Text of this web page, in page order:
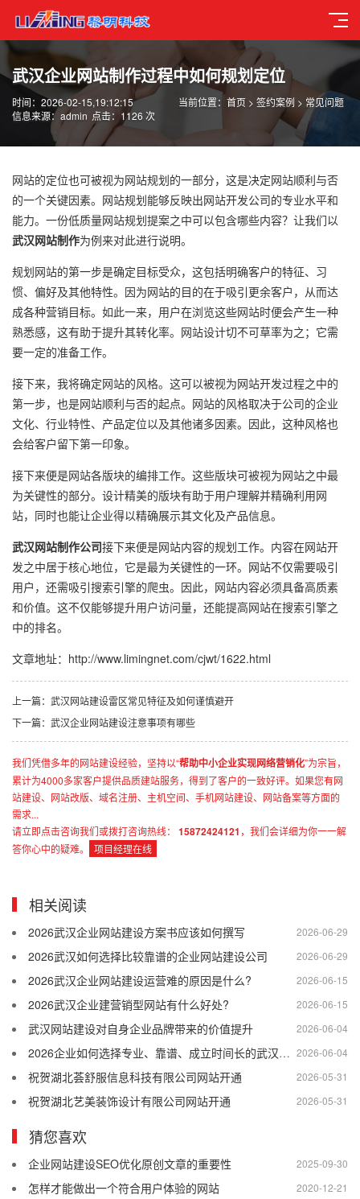
武汉企业网站制作过程中如何规划定位
当前位置： 首页 > 签约案例 > 常见问题
时间：2026-02-15,19:12:15
信息来源：admin 点击：1126 次
网站的定位也可被视为网站规划的一部分，这是决定网站顺利与否
的一个关键因素。网站规划能够反映出网站开发公司的专业水平和
能力。一份低质量网站规划提案之中可以包含哪些内容？让我们以
武汉网站制作为例来对此进行说明。
规划网站的第一步是确定目标受众，这包括明确客户的特征、习
惯、偏好及其他特性。因为网站的目的在于吸引更余客户，从而达
成各种营销目标。如此一来，用户在浏览这些网站时便会产生一种
熟悉感，这有助于提升其转化率。网站设计切不可草率为之；它需
要一定的准备工作。
接下来，我将确定网站的风格。这可以被视为网站开发过程之中的
第一步，也是网站顺利与否的起点。网站的风格取决于公司的企业
文化、行业特性、产品定位以及其他诸多因素。因此，这种风格也
会给客户留下第一印象。
接下来便是网站各版块的编排工作。这些版块可被视为网站之中最
为关键性的部分。设计精美的版块有助于用户理解并精确利用网
站，同时也能让企业得以精确展示其文化及产品信息。
武汉网站制作公司接下来便是网站内容的规划工作。内容在网站开
发之中居于核心地位，它是最为关键性的一环。网站不仅需要吸引
用户，还需吸引搜索引擎的爬虫。因此，网站内容必须具备高质素
和价值。这不仅能够提升用户访问量，还能提高网站在搜索引擎之
中的排名。
文章地址： http://www.limingnet.com/cjwt/1622.html
上一篇：武汉网站建设雷区常见特征及如何谨慎避开
下一篇：武汉企业网站建设注意事项有哪些
我们凭借多年的网站建设经验，坚持以“帮助中小企业实现网络营销化”为宗旨，
累计为4000多家客户提供品质建站服务，得到了客户的一致好评。如果您有网
站建设、网站改版、域名注册、主机空间、手机网站建设、网站备案等方面的
需求...
请立即点击咨询我们或拨打咨询热线：
15872424121 ，我们会详细为你一一解
答你心中的疑难。
项目经理在线
相关阅读
2026-06-29
2026武汉企业网站建设方案书应该如何撰写
2026-06-29
2026武汉如何选择比较靠谱的企业网站建设公司
2026-06-15
2026武汉企业网站建设运营难的原因是什么?
2026-06-15
2026武汉企业建营销型网站有什么好处?
2026-06-04
武汉网站建设对自身企业品牌带来的价值提升
2026-06-04
2026企业如何选择专业、靠谱、成立时间长的武汉网站建设公司
2026-05-31
祝贺湖北荟舒服信息科技有限公司网站开通
2026-05-31
祝贺湖北艺美装饰设计有限公司网站开通
猜您喜欢
2025-09-30
企业网站建设SEO优化原创文章的重要性
2020-12-21
怎样才能做出一个符合用户体验的网站